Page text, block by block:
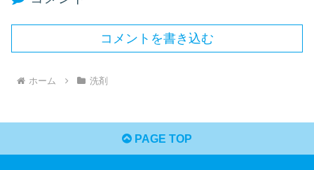
コメントを書き込む
ホーム 洗剤
PAGE TOP